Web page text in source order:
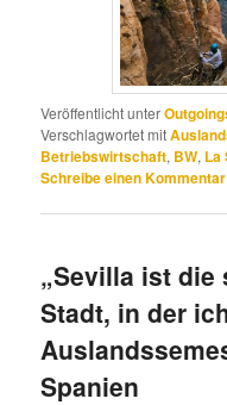
Veröffentlicht unter
Verschlagwortet mit
Betriebswirtschaft, BW, La
Schreibe einen Kommentar
„Sevilla ist die
Stadt, in der
Spanien